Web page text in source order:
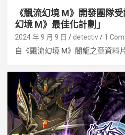
《飄流幻境 M》開發團隊
幻境 M》最佳化計劃」
2024 年 9 月 9 日 detectiv 1
自《飄流幻境 M》闇龍之章資料